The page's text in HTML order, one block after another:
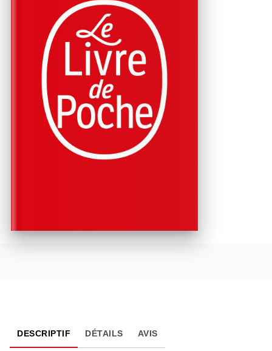
DESCRIPTIF DÉTAILS AVIS